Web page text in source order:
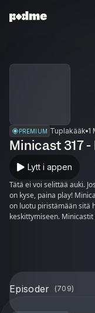
PREMIUM Tuplakääk 1
Minicast 317
Lytt i appen
Tätä ei voi selittää auki.
on kyse, paina play! Minicast on podcast-jaksoa lyhyempi audioherkku, joka
on luotu piristämään sitä
keskittymiseen.
Episoder (709)